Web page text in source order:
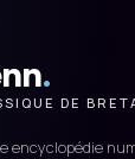
.
DE
encyclopédie